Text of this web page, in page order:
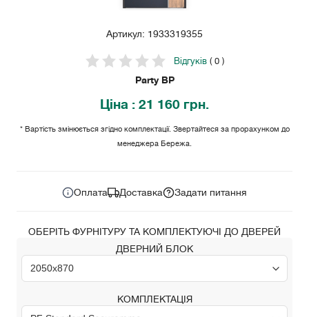
Артикул: 1933319355
Відгуків( 0 )
Party BP
Ціна : 21 160 грн.
* Вартість змінюється згідно комплектації. Звертайтеся за прорахунком до
менеджера Бережа.
Оплата Доставка Задати питання
ОБЕРІТЬ ФУРНІТУРУ ТА КОМПЛЕКТУЮЧІ ДО ДВЕРЕЙ
ДВЕРНИЙ БЛОК
КОМПЛЕКТАЦІЯ